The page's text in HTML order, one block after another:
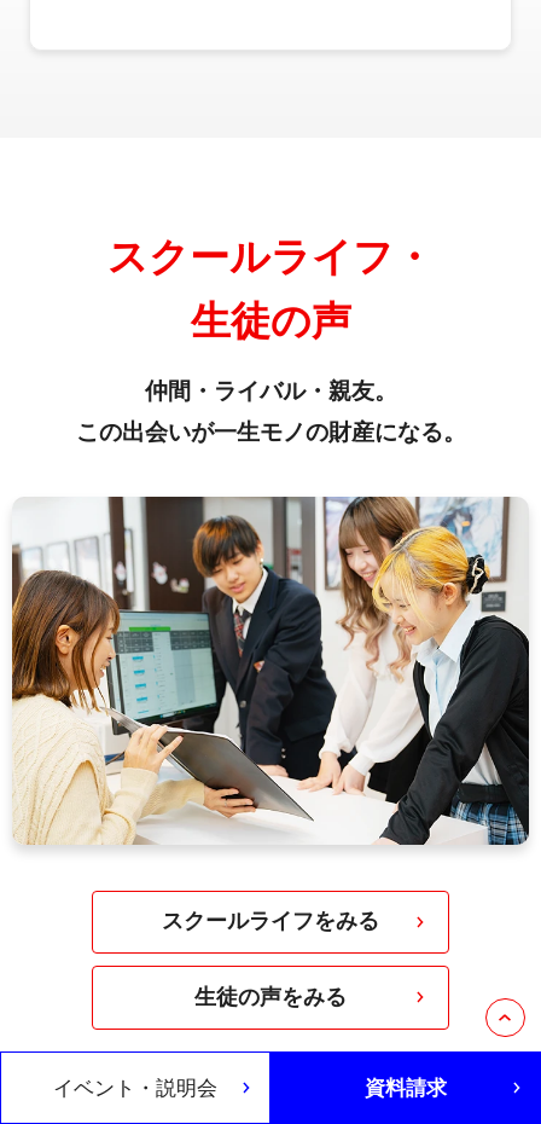
スクールライフ・
生徒の声
仲間・ライバル・親友。
この出会いが一生モノの財産になる。
スクールライフをみる
生徒の声をみる
イベント・説明会 資料請求